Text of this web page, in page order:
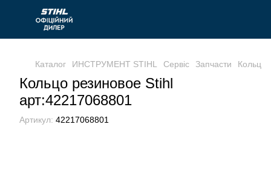
Каталог ИНСТРУМЕНТ STIHL Сервіс Запчасти Кольцо
Кольцо резиновое Stihl
арт:42217068801
Артикул: 42217068801